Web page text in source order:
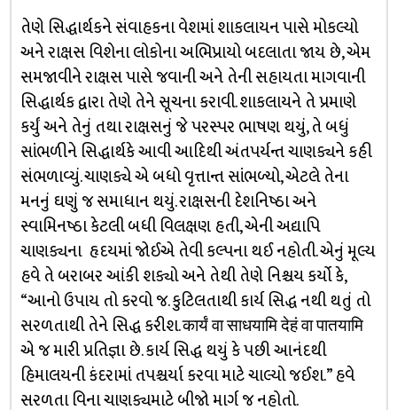
તેણે સિદ્ધાર્થકને સંવાહકના વેશમાં શાકલાયન પાસે મોકલ્યો
અને રાક્ષસ વિશેના લોકોના અભિપ્રાયો બદલાતા જાય છે, એમ
સમજાવીને રાક્ષસ પાસે જવાની અને તેની સહાયતા માગવાની
સિદ્ધાર્થક દ્વારા તેણે તેને સૂચના કરાવી. શાકલાયને તે પ્રમાણે
કર્યું અને તેનું તથા રાક્ષસનું જે પરસ્પર ભાષણ થયું, તે બધું
સાંભળીને સિદ્ધાર્થકે આવી આદિથી અંતપર્યન્ત ચાણક્યને કહી
સંભળાવ્યું. ચાણક્યે એ બધો વૃત્તાન્ત સાંભળ્યો, એટલે તેના
મનનું ઘણું જ સમાધાન થયું. રાક્ષસની દેશનિષ્ઠા અને
સ્વામિનષ્ઠા કેટલી બધી વિલક્ષણ હતી, એની અદ્યાપિ
ચાણક્યના હૃદયમાં જોઈએ તેવી કલ્પના થઈ નહોતી. એનું મૂલ્ય
હવે તે બરાબર આંકી શક્યો અને તેથી તેણે નિશ્ચય કર્યો કે,
“આનો ઉપાય તો કરવો જ. કુટિલતાથી કાર્ય સિદ્ધ નથી થતું તો
સરળતાથી તેને સિદ્ધ કરીશ. कार्यं वा साधयामि देहं वा पातयामि
એ જ મારી પ્રતિજ્ઞા છે. કાર્ય સિદ્ધ થયું કે પછી આનંદથી
હિમાલયની કંદરામાં તપશ્ચર્યા કરવા માટે ચાલ્યો જઈશ.” હવે
સરળતા વિના ચાણક્યમાટે બીજો માર્ગ જ નહોતો.